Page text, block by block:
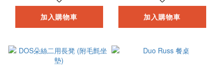
加入購物車 加入購物車